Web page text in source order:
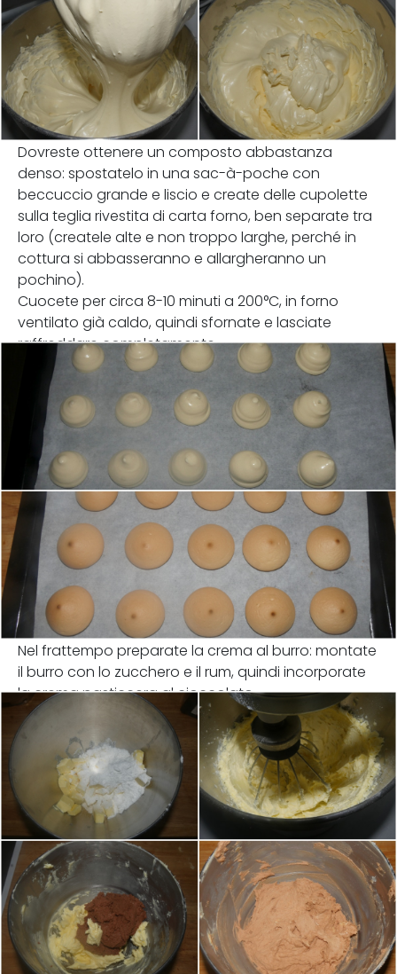
Dovreste ottenere un composto abbastanza
denso: spostatelo in una sac-à-poche con
beccuccio grande e liscio e create delle cupolette
sulla teglia rivestita di carta forno, ben separate tra
loro (createle alte e non troppo larghe, perché in
cottura si abbasseranno e allargheranno un
pochino).
Cuocete per circa 8-10 minuti a 200°C, in forno
ventilato già caldo, quindi sfornate e lasciate
raffreddare completamente.
Nel frattempo preparate la crema al burro: montate
il burro con lo zucchero e il rum, quindi incorporate
la crema pasticcera al cioccolato.